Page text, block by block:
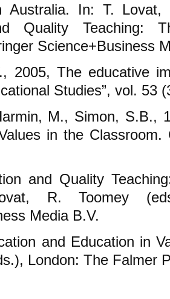
Australia. In: T. Lovat,
Quality Teaching:
Science+Business
2005, The educative
Studies”, vol. 53
M., Simon, S.B.,
in the
and Quality
R. Toomey
Media B.V.
and Education in
London: The Falmer